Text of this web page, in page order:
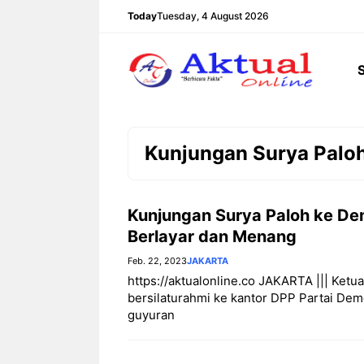
TodayTuesday, 4 August 2026
Kunjungan Surya
Kunjungan Surya Paloh ke
Berlayar dan Menang
Feb. 22, 2023JAKARTA
https://aktualonline.co JAKARTA |||
bersilaturahmi ke kantor DPP Partai
guyuran